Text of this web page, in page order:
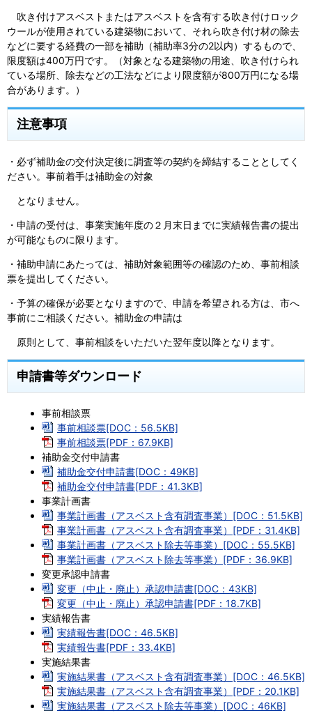
吹き付けアスベストまたはアスベストを含有する吹き付けロック
ウールが使用されている建築物において、それら吹き付け材の除去
などに要する経費の一部を補助（補助率3分の2以内）するもので、
限度額は400万円です。（対象となる建築物の用途、吹き付けられ
ている場所、除去などの工法などにより限度額が800万円になる場
合があります。）
注意事項
・必ず補助金の交付決定後に調査等の契約を締結することとしてく
ださい。事前着手は補助金の対象
となりません。
・申請の受付は、事業実施年度の２月末日までに実績報告書の提出
が可能なものに限ります。
・補助申請にあたっては、補助対象範囲等の確認のため、事前相談
票を提出してください。
・予算の確保が必要となりますので、申請を希望される方は、市へ
事前にご相談ください。補助金の申請は
原則として、事前相談をいただいた翌年度以降となります。
申請書等ダウンロード
事前相談票
事前相談票[DOC：56.5KB]
事前相談票[PDF：67.9KB]
補助金交付申請書
補助金交付申請書[DOC：49KB]
補助金交付申請書[PDF：41.3KB]
事業計画書
事業計画書（アスベスト含有調査事業）[DOC：51.5KB]
事業計画書（アスベスト含有調査事業）[PDF：31.4KB]
事業計画書（アスベスト除去等事業）[DOC：55.5KB]
事業計画書（アスベスト除去等事業）[PDF：36.9KB]
変更承認申請書
変更（中止・廃止）承認申請書[DOC：43KB]
変更（中止・廃止）承認申請書[PDF：18.7KB]
実績報告書
実績報告書[DOC：46.5KB]
実績報告書[PDF：33.4KB]
実施結果書
実施結果書（アスベスト含有調査事業）[DOC：46.5KB]
実施結果書（アスベスト含有調査事業）[PDF：20.1KB]
実施結果書（アスベスト除去等事業）[DOC：46KB]